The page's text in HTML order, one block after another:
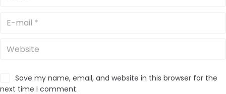
Save my name, email, and website in this browser for the
next time I comment.